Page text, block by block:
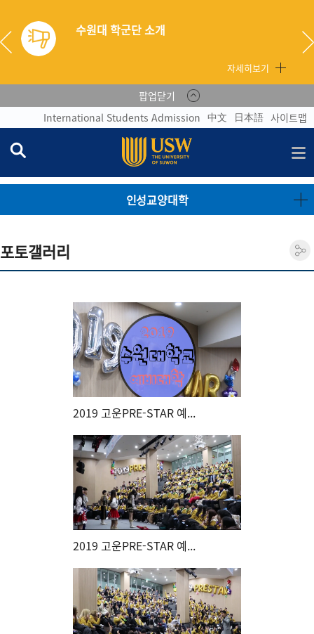
수원대 학군단 소개
자세히보기
팝업닫기
International Students Admission 中文 日本語 사이트맵
인성교양대학
포토갤러리
2019 고운PRE-STAR 예...
2019 고운PRE-STAR 예...